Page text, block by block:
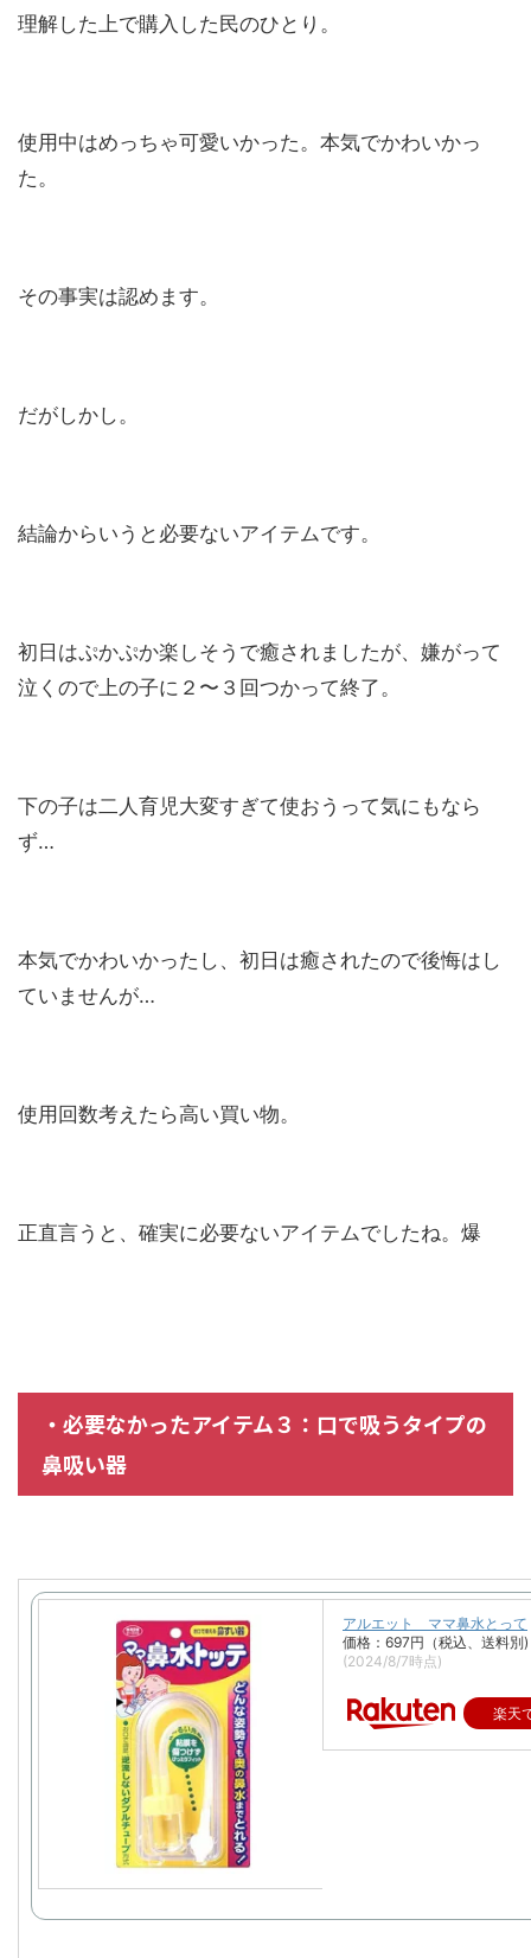
理解した上で購入した民のひとり。
使用中はめっちゃ可愛いかった。本気でかわいかっ
た。
その事実は認めます。
だがしかし。
結論からいうと必要ないアイテムです。
初日はぷかぷか楽しそうで癒されましたが、嫌がって
泣くので上の子に２〜３回つかって終了。
下の子は二人育児大変すぎて使おうって気にもなら
ず…
本気でかわいかったし、初日は癒されたので後悔はし
ていませんが…
使用回数考えたら高い買い物。
正直言うと、確実に必要ないアイテムでしたね。爆
・必要なかったアイテム３：口で吸うタイプの
鼻吸い器
アルエット ママ鼻水とって
価格：697円（税込、送料別)
(2024/8/7時点)
楽天